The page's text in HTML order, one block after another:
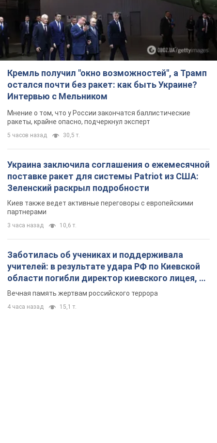
Кремль получил "окно возможностей", а Трамп
остался почти без ракет: как быть Украине?
Интервью с Мельником
Мнение о том, что у России закончатся баллистические
ракеты, крайне опасно, подчеркнул эксперт
5 часов назад 30,5 т.
Украина заключила соглашения о ежемесячной
поставке ракет для системы Patriot из США:
Зеленский раскрыл подробности
Киев также ведет активные переговоры с европейскими
партнерами
3 часа назад 10,6 т.
Заботилась об учениках и поддерживала
учителей: в результате удара РФ по Киевской
области погибли директор киевского лицея, её
муж и внук
Вечная память жертвам российского террора
4 часа назад 15,1 т.